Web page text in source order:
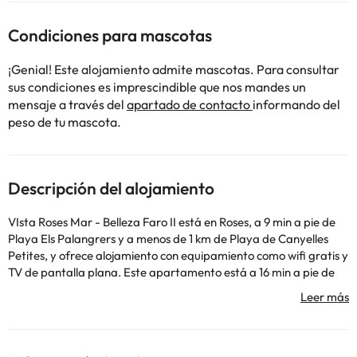
Condiciones para mascotas
¡Genial! Este alojamiento admite mascotas. Para consultar
sus condiciones es imprescindible que nos mandes un
mensaje a través del apartado de contacto informando del
peso de tu mascota.
Descripción del alojamiento
VIsta Roses Mar - Belleza Faro II está en Roses, a 9 min a pie de
Playa Els Palangrers y a menos de 1 km de Playa de Canyelles
Petites, y ofrece alojamiento con equipamiento como wifi gratis y
TV de pantalla plana. Este apartamento está a 16 min a pie de
consta de 1 dormitorio, una sala de estar, una cocina totalmente